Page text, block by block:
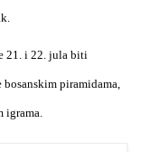
21. i 22. jula biti
piramidama,